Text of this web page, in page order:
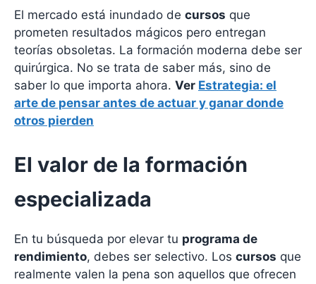
El mercado está inundado de cursos que
prometen resultados mágicos pero entregan
teorías obsoletas. La formación moderna debe ser
quirúrgica. No se trata de saber más, sino de
saber lo que importa ahora. Ver Estrategia: el
arte de pensar antes de actuar y ganar donde
otros pierden
El valor de la formación
especializada
En tu búsqueda por elevar tu programa de
rendimiento, debes ser selectivo. Los cursos que
realmente valen la pena son aquellos que ofrecen